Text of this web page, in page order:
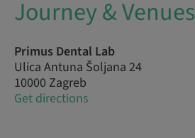
Journey & Venues
Primus Dental Lab
Ulica Antuna Šoljana 24
10000 Zagreb
Get directions